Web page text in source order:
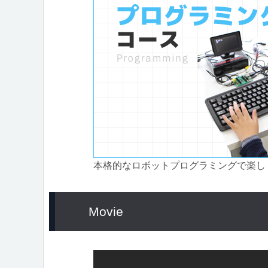
本格的なロボットプログラミングで楽し
Movie